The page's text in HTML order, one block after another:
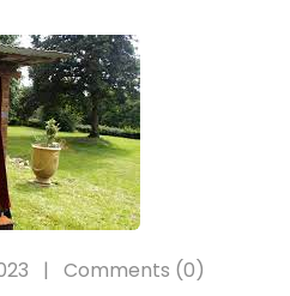
Comments (0)